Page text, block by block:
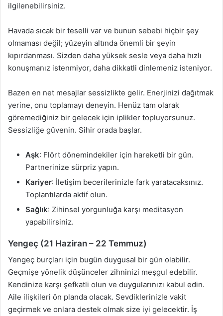
ilgilenebilirsiniz.
Havada sıcak bir teselli var ve bunun sebebi hiçbir şey
olmaması değil; yüzeyin altında önemli bir şeyin
kıpırdanması. Sizden daha yüksek sesle veya daha hızlı
konuşmanız istenmiyor, daha dikkatli dinlemeniz isteniyor.
Bazen en net mesajlar sessizlikte gelir. Enerjinizi dağıtmak
yerine, onu toplamayı deneyin. Henüz tam olarak
göremediğiniz bir gelecek için iplikler topluyorsunuz.
Sessizliğe güvenin. Sihir orada başlar.
Aşk: Flört dönemindekiler için hareketli bir gün.
Partnerinize sürpriz yapın.
Kariyer: İletişim becerilerinizle fark yaratacaksınız.
Toplantılarda aktif olun.
Sağlık: Zihinsel yorgunluğa karşı meditasyon
yapabilirsiniz.
Yengeç (21 Haziran – 22 Temmuz)
Yengeç burçları için bugün duygusal bir gün olabilir.
Geçmişe yönelik düşünceler zihninizi meşgul edebilir.
Kendinize karşı şefkatli olun ve duygularınızı kabul edin.
Aile ilişkileri ön planda olacak. Sevdiklerinizle vakit
geçirmek ve onlara destek olmak size iyi gelecektir. İş